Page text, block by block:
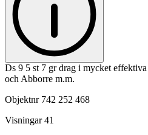
Ds 9 5 st 7 gr drag i mycket
och Abborre m.m.
Objektnr 742 252 468
Visningar 41